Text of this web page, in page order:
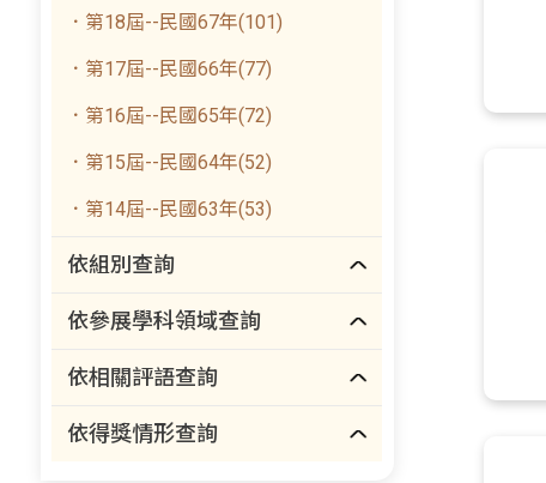
．第18屆--民國67年(101)
．第17屆--民國66年(77)
．第16屆--民國65年(72)
．第15屆--民國64年(52)
．第14屆--民國63年(53)
依組別查詢
依參展學科領域查詢
依相關評語查詢
依得獎情形查詢